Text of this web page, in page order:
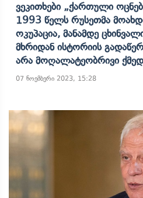
Ვეკითხები „ქართული
1993 Წელს Რუსეთმა
Ოკუპაცია, Მანამდე
Მხრიდან Ისტორიის
Არა Მოღალატეობრივი
07 ნოემბერი 2023, 15:28